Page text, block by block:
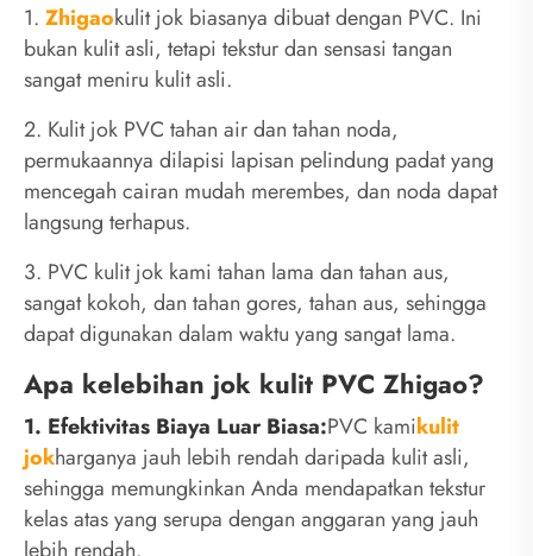
1. Zhigaokulit jok biasanya dibuat dengan PVC. Ini
bukan kulit asli, tetapi tekstur dan sensasi tangan
sangat meniru kulit asli.
2. Kulit jok PVC tahan air dan tahan noda,
permukaannya dilapisi lapisan pelindung padat yang
mencegah cairan mudah merembes, dan noda dapat
langsung terhapus.
3. PVC kulit jok kami tahan lama dan tahan aus,
sangat kokoh, dan tahan gores, tahan aus, sehingga
dapat digunakan dalam waktu yang sangat lama.
Apa kelebihan jok kulit PVC Zhigao?
1. Efektivitas Biaya Luar Biasa:PVC kamikulit
jokharganya jauh lebih rendah daripada kulit asli,
sehingga memungkinkan Anda mendapatkan tekstur
kelas atas yang serupa dengan anggaran yang jauh
lebih rendah.